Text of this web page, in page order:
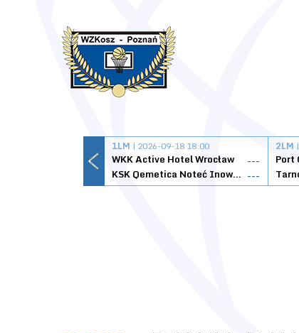
1LM | 2026-09-18 18:00
WKK Active Hotel Wrocław
---
KSK Qemetica Noteć Inowrocław ---
2LM
Port